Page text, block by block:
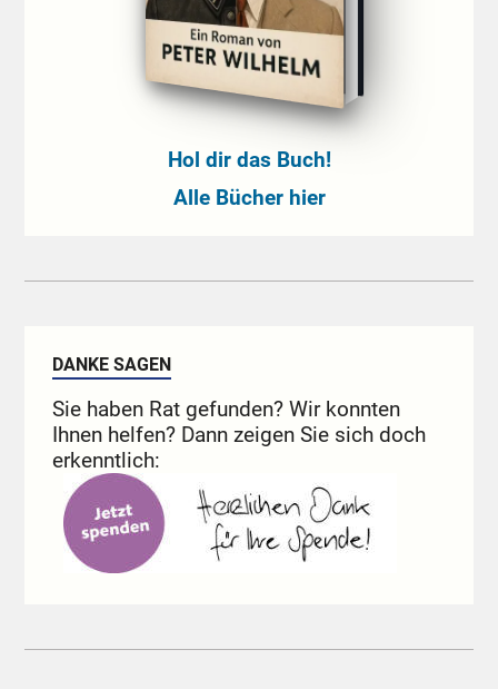
Hol dir das Buch!
Alle Bücher hier
DANKE SAGEN
Sie haben Rat gefunden? Wir konnten
Ihnen helfen? Dann zeigen Sie sich doch
erkenntlich: